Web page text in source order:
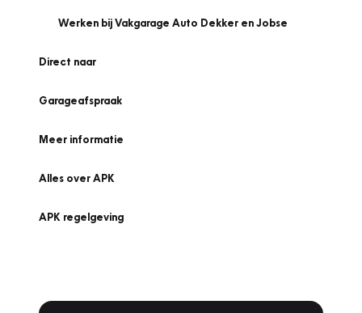
Werken bij Vakgarage Auto Dekker en Jobse
Direct naar
Garageafspraak
Meer informatie
Alles over APK
APK regelgeving